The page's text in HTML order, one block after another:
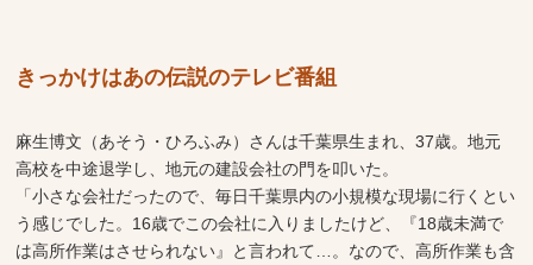
きっかけはあの伝説のテレビ番組
麻生博文（あそう・ひろふみ）さんは千葉県生まれ、37歳。地元
高校を中途退学し、地元の建設会社の門を叩いた。
「小さな会社だったので、毎日千葉県内の小規模な現場に行くとい
う感じでした。16歳でこの会社に入りましたけど、『18歳未満で
は高所作業はさせられない』と言われて…。なので、高所作業も含